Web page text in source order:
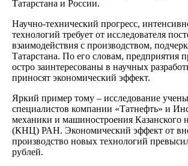
Татарстана и России.
Научно-технический прогресс,
технологий требует от исследователя
взаимодействия с производством,
Татарстана. По его словам, предприятия
остро заинтересованы в научных
приносят экономический эффект.
Яркий пример тому – исследование
специалистов компании «Татнефть» и
механики и машиностроения Казанского
(КНЦ) РАН. Экономический эффект от
производство новых технологий
рублей.